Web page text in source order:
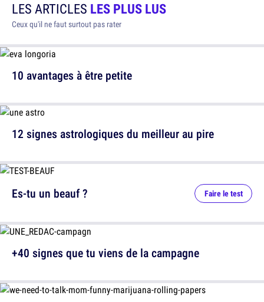
LES ARTICLES LES PLUS LUS
Ceux qu'il ne faut surtout pas rater
10 avantages à être petite
12 signes astrologiques du meilleur au pire
Es-tu un beauf ? Faire le test
+40 signes que tu viens de la campagne